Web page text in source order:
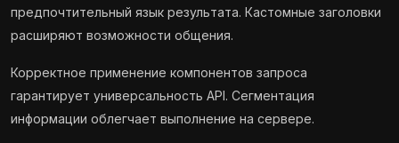
предпочтительный язык результата. Кастомные заголовки
расширяют возможности общения.
Корректное применение компонентов запроса
гарантирует универсальность API. Сегментация
информации облегчает выполнение на сервере.